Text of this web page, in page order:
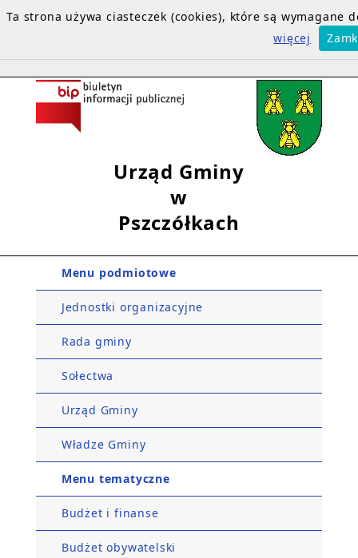
Urząd Gminy
w
Pszczółkach
Menu podmiotowe
Jednostki organizacyjne
Rada gminy
Sołectwa
Urząd Gminy
Władze Gminy
Menu tematyczne
Budżet i finanse
Budżet obywatelski
Ta strona używa ciasteczek (cookies), które są
więcej